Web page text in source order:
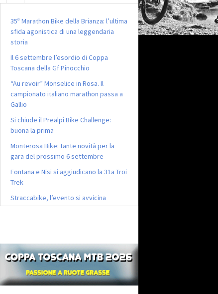
35ª Marathon Bike della Brianza: l’ultima
sfida agonistica di una leggendaria
storia
Il 6 settembre l’esordio di Coppa
Toscana della Gf Pinocchio
“Au revoir” Monselice in Rosa. Il
campionato italiano marathon passa a
Gallio
Si chiude il Prealpi Bike Challenge:
buona la prima
Monterosa Bike: tante novità per la
gara del prossimo 6 settembre
Fontana e Nisi si aggiudicano la 31a Troi
Trek
Straccabike, l’evento si avvicina